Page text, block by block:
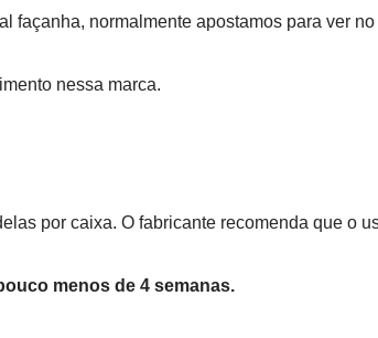
façanha, normalmente apostamos para ver no
nessa marca.
por caixa. O fabricante recomenda que o
menos de 4 semanas.